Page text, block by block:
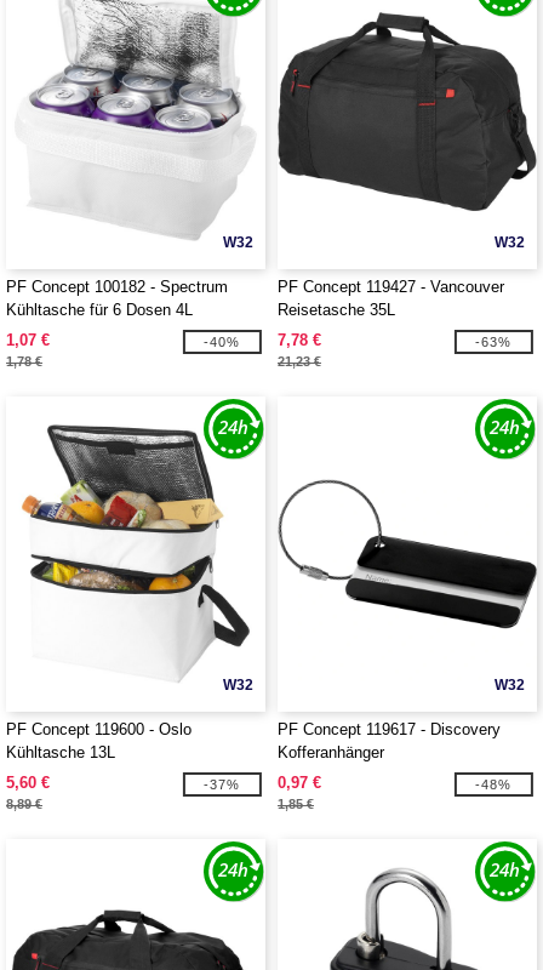
W32
PF Concept 100182 - Spectrum
Kühltasche für 6 Dosen 4L
1,07 €
1,78 €
-40%
W32
PF Concept 119427 - Vancouver
Reisetasche 35L
7,78 €
21,23 €
-63%
W32
PF Concept 119600 - Oslo
Kühltasche 13L
5,60 €
8,89 €
-37%
W32
PF Concept 119617 - Discovery
Kofferanhänger
0,97 €
1,85 €
-48%